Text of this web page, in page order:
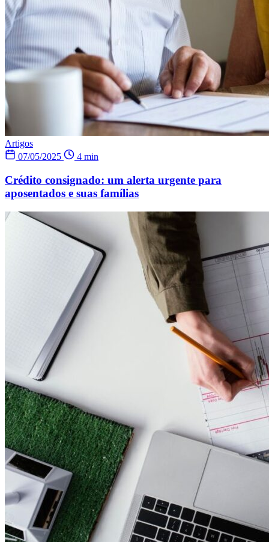
Artigos
07/05/2025
4 min
Crédito consignado: um alerta urgente para
aposentados e suas famílias